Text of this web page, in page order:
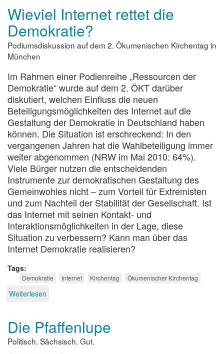
Wieviel Internet rettet die
Demokratie?
Podiumsdiskussion auf dem 2. Ökumenischen Kirchentag in
München
Im Rahmen einer Podienreihe „Ressourcen der
Demokratie“ wurde auf dem 2. ÖKT darüber
diskutiert, welchen Einfluss die neuen
Beteiligungsmöglichkeiten des Internet auf die
Gestaltung der Demokratie in Deutschland haben
können. Die Situation ist erschreckend: In den
vergangenen Jahren hat die Wahlbeteiligung immer
weiter abgenommen (NRW im Mai 2010: 64%).
Viele Bürger nutzen die entscheidenden
Instrumente zur demokratischen Gestaltung des
Gemeinwohles nicht – zum Vorteil für Extremisten
und zum Nachteil der Stabilität der Gesellschaft. Ist
das Internet mit seinen Kontakt- und
Interaktionsmöglichkeiten in der Lage, diese
Situation zu verbessern? Kann man über das
Internet Demokratie realisieren?
Tags
Demokratie Internet Kirchentag Ökumenischer Kirchentag
Weiterlesen
rettet
die
Demokratie?
Die Pfaffenlupe
Politisch. Sächsisch. Gut.